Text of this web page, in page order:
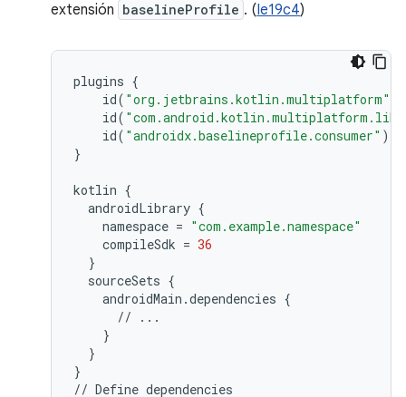
extensión baselineProfile . (Ie19c4)
plugins {
id( "org.jetbrains.kotlin.multiplatform"
id(
id( "androidx.baselineprofile.consumer" )
}
kotlin {
androidLibrary {
namespace = "com.example.namespace"
compileSdk = 36
}
sourceSets {
androidMain .dependencies {
//
...
}
}
}
// Define dependencies